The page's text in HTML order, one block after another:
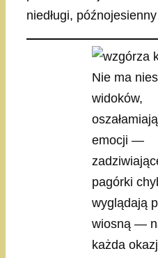
niedługi,
Nie ma
widoków,
emocji —
pagórki
wyglądają
wiosną —
każda